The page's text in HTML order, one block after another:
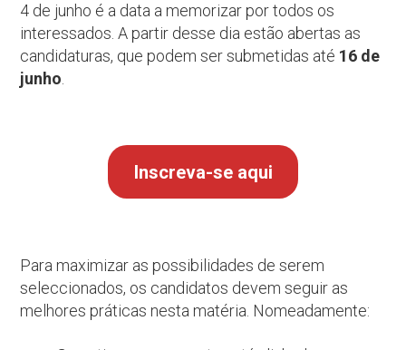
4 de junho é a data a memorizar por todos os
interessados. A partir desse dia estão abertas as
candidaturas, que podem ser submetidas até 16 de
junho.
Inscreva-se aqui
Para maximizar as possibilidades de serem
seleccionados, os candidatos devem seguir as
melhores práticas nesta matéria. Nomeadamente: